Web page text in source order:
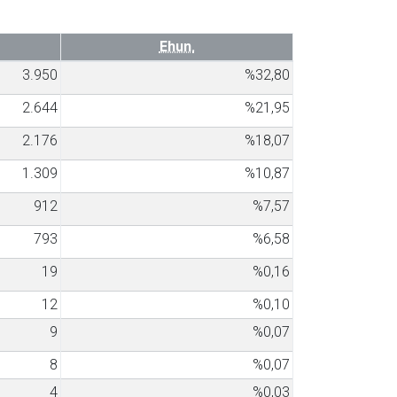
Ehun.
3.950
%32,80
2.644
%21,95
2.176
%18,07
1.309
%10,87
912
%7,57
793
%6,58
19
%0,16
12
%0,10
9
%0,07
8
%0,07
4
%0,03